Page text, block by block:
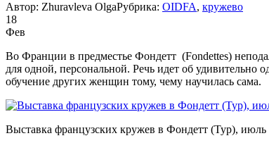
Автор: Zhuravleva OlgaРубрика: OIDFA, кружево
18
Фев
Во Франции в предместье Фондетт (Fondettes)
для одной, персональной. Речь идет об удивительно
обучение других женщин тому, чему научилась сама.
Выставка французских кружев в Фондетт (Тур), июль